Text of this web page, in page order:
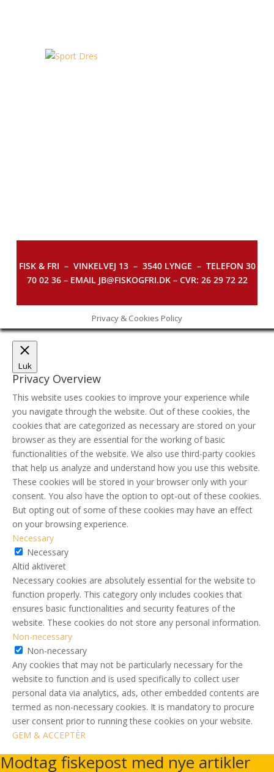
FISK & FRI – VINKELVEJ 13 – 3540 LYNGE – TELEFON 30
70 02 36 – EMAIL JB@FISKOGFRI.DK – CVR: 26 29 72 22
Privacy & Cookies Policy
Luk
Privacy Overview
This website uses cookies to improve your experience while
you navigate through the website. Out of these cookies, the
cookies that are categorized as necessary are stored on your
browser as they are essential for the working of basic
functionalities of the website. We also use third-party cookies
that help us analyze and understand how you use this website.
These cookies will be stored in your browser only with your
consent. You also have the option to opt-out of these cookies.
But opting out of some of these cookies may have an effect
on your browsing experience.
Necessary
Necessary
Altid aktiveret
Necessary cookies are absolutely essential for the website to
function properly. This category only includes cookies that
ensures basic functionalities and security features of the
website. These cookies do not store any personal information.
Non-necessary
Non-necessary
Any cookies that may not be particularly necessary for the
website to function and is used specifically to collect user
personal data via analytics, ads, other embedded contents are
termed as non-necessary cookies. It is mandatory to procure
user consent prior to running these cookies on your website.
GEM & ACCEPTÈR
Modtag fiskepost med nye artikler